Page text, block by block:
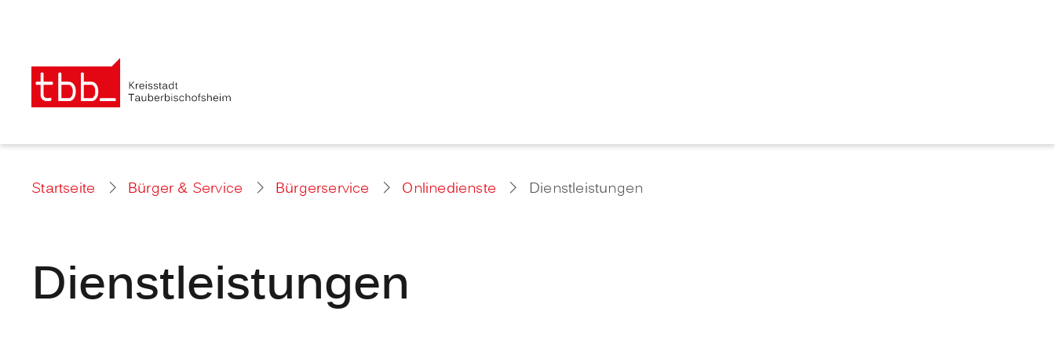
Startseite Bürger & Service Bürgerservice Onlinedienste Dienstleistungen
Dienstleistungen